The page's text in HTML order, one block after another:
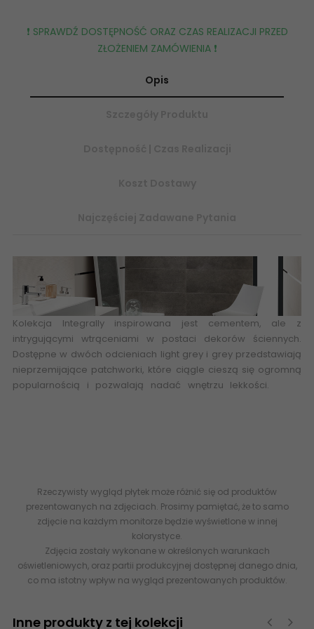
❗️ SPRAWDŹ DOSTĘPNOŚĆ ORAZ CZAS REALIZACJI PRZED
ZŁOŻENIEM ZAMÓWIENIA ❗️
Opis
Kolekcja Integrally inspirowana jest cementem, ale z
intrygującymi wtrąceniami w postaci dekorów ściennych.
Dostępne w dwóch odcieniach light grey i grey przedstawiają
nieprzemijające patchworki, które ciągle cieszą się ogromną
popularnością i pozwalają nadać wnętrzu lekkości.
Rzeczywisty wygląd płytek może różnić się od produktów
prezentowanych na zdjęciach. Prosimy pamiętać, że to samo
zdjęcie na każdym monitorze będzie wyświetlone w innej
kolorystyce.
Zdjęcia zostały wykonane w określonych warunkach
oświetleniowych, oraz partii produkcyjnej dostępnej danego dnia,
co ma istotny wpływ na wygląd prezentowanych produktów.
Inne produkty z tej kolekcji